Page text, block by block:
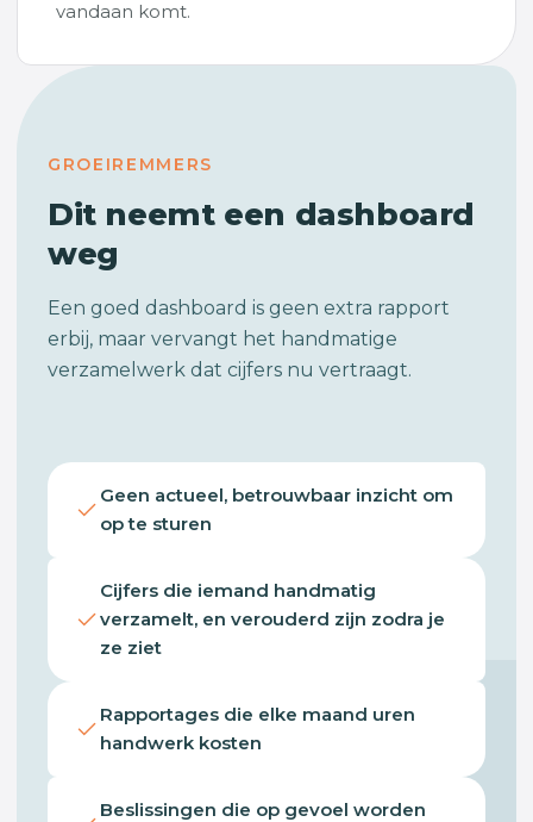
vandaan komt.
GROEIREMMERS
Dit neemt een dashboard
weg
Een goed dashboard is geen extra rapport
erbij, maar vervangt het handmatige
verzamelwerk dat cijfers nu vertraagt.
Geen actueel, betrouwbaar inzicht om
op te sturen
Cijfers die iemand handmatig
verzamelt, en verouderd zijn zodra je
ze ziet
Rapportages die elke maand uren
handwerk kosten
Beslissingen die op gevoel worden